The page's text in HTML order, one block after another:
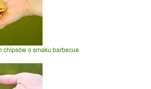
chipsów o smaku barbecue